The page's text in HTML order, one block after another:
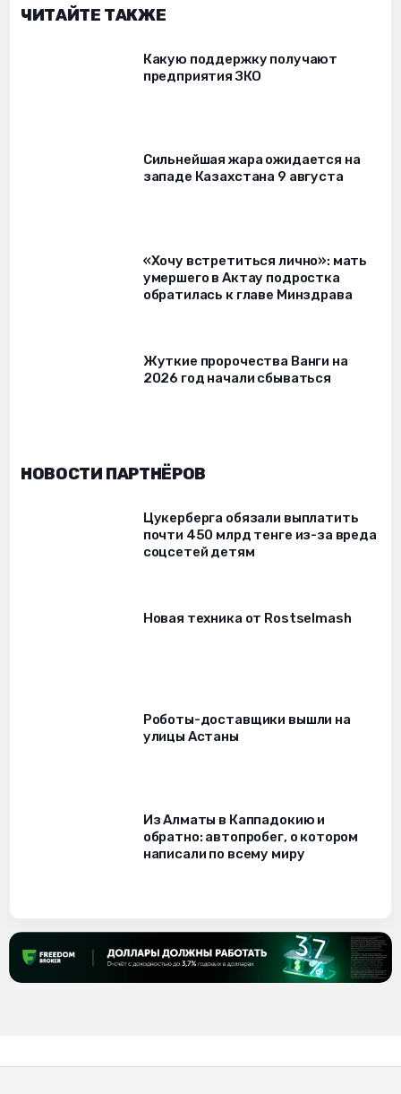
ЧИТАЙТЕ ТАКЖЕ
Какую поддержку получают
предприятия ЗКО
Сильнейшая жара ожидается на
западе Казахстана 9 августа
«Хочу встретиться лично»: мать
умершего в Актау подростка
обратилась к главе Минздрава
Жуткие пророчества Ванги на
2026 год начали сбываться
НОВОСТИ ПАРТНЁРОВ
Цукерберга обязали выплатить
почти 450 млрд тенге из-за вреда
соцсетей детям
Новая техника от Rostselmash
Роботы-доставщики вышли на
улицы Астаны
Из Алматы в Каппадокию и
обратно: автопробег, о котором
написали по всему миру